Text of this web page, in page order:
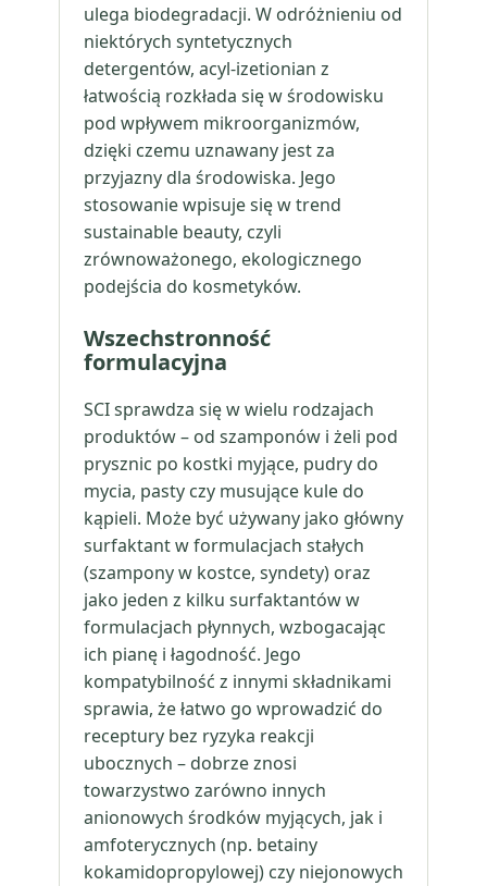
ulega biodegradacji. W odróżnieniu od
niektórych syntetycznych
detergentów, acyl-izetionian z
łatwością rozkłada się w środowisku
pod wpływem mikroorganizmów,
dzięki czemu uznawany jest za
przyjazny dla środowiska. Jego
stosowanie wpisuje się w trend
sustainable beauty, czyli
zrównoważonego, ekologicznego
podejścia do kosmetyków.
Wszechstronność
formulacyjna
SCI sprawdza się w wielu rodzajach
produktów – od szamponów i żeli pod
prysznic po kostki myjące, pudry do
mycia, pasty czy musujące kule do
kąpieli. Może być używany jako główny
surfaktant w formulacjach stałych
(szampony w kostce, syndety) oraz
jako jeden z kilku surfaktantów w
formulacjach płynnych, wzbogacając
ich pianę i łagodność. Jego
kompatybilność z innymi składnikami
sprawia, że łatwo go wprowadzić do
receptury bez ryzyka reakcji
ubocznych – dobrze znosi
towarzystwo zarówno innych
anionowych środków myjących, jak i
amfoterycznych (np. betainy
kokamidopropylowej) czy niejonowych